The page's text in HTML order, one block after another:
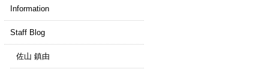
Information
Staff Blog
佐山 鎮由